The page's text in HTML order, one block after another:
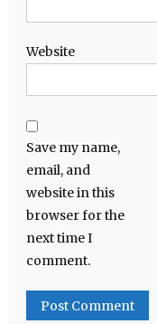
Website
Save my name,
email, and
website in this
browser for the
next time I
comment.